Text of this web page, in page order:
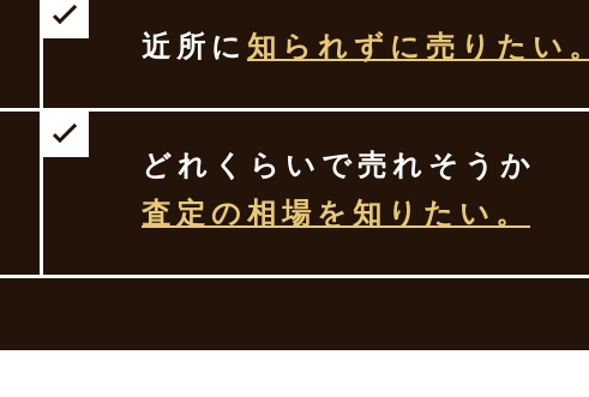
近所に 知られずに売りたい。
どれくらいで売れそうか
査定の相場を知りたい。